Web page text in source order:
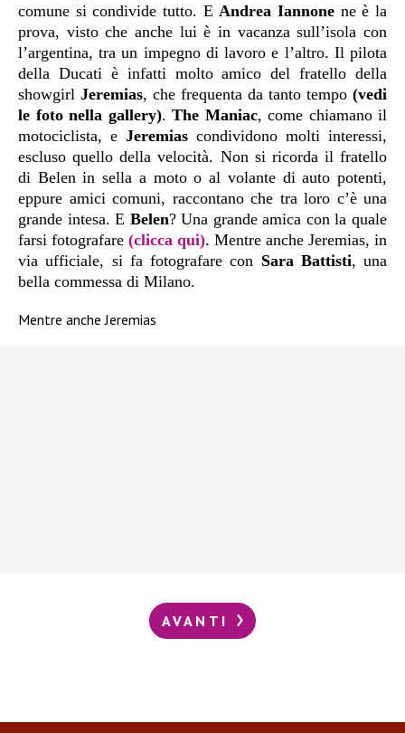
comune si condivide tutto. E Andrea Iannone ne è la
prova, visto che anche lui è in vacanza sull’isola con
l’argentina, tra un impegno di lavoro e l’altro. Il pilota
della Ducati è infatti molto amico del fratello della
showgirl Jeremias, che frequenta da tanto tempo (vedi
le foto nella gallery). The Maniac, come chiamano il
motociclista, e Jeremias condividono molti interessi,
escluso quello della velocità. Non si ricorda il fratello
di Belen in sella a moto o al volante di auto potenti,
eppure amici comuni, raccontano che tra loro c’è una
grande intesa. E Belen? Una grande amica con la quale
farsi fotografare (clicca qui). Mentre anche Jeremias, in
via ufficiale, si fa fotografare con Sara Battisti, una
bella commessa di Milano.
Mentre anche Jeremias
AVANTI